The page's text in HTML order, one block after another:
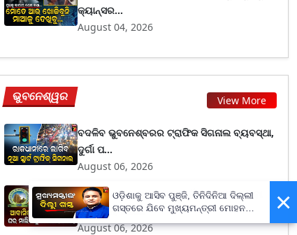
କ୍ୟାନ୍ସର...
August 04, 2026
ଭୁବନେଶ୍ୱର View More
ବଦଳିବ ଭୁବନେଶ୍ବରର ଟ୍ରାଫିକ ସିଗନାଲ ବ୍ୟବସ୍ଥା,
ଦୁର୍ଗା ପ...
August 06, 2026
ଆବସିକ ଘରକୁ ବ୍ୟବସାୟ ପାଇଁ ବ୍ୟବହାର କରିବା
ପ୍ରସଙ୍ଗ, ହାଉ...
August 06, 2026
×
ଓଡ଼ିଶାକୁ ଆସିବ ପୁଞ୍ଜି, ତିନିଦିନିଆ ଦିଲ୍ଲୀ
ଗସ୍ତରେ ଯିବେ ମୁଖ୍ୟମନ୍ତ୍ରୀ ମୋହନ
ମାଝୀ